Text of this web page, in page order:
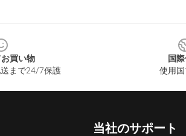
買い物
まで24/7保護
国
使用
当社のサポート